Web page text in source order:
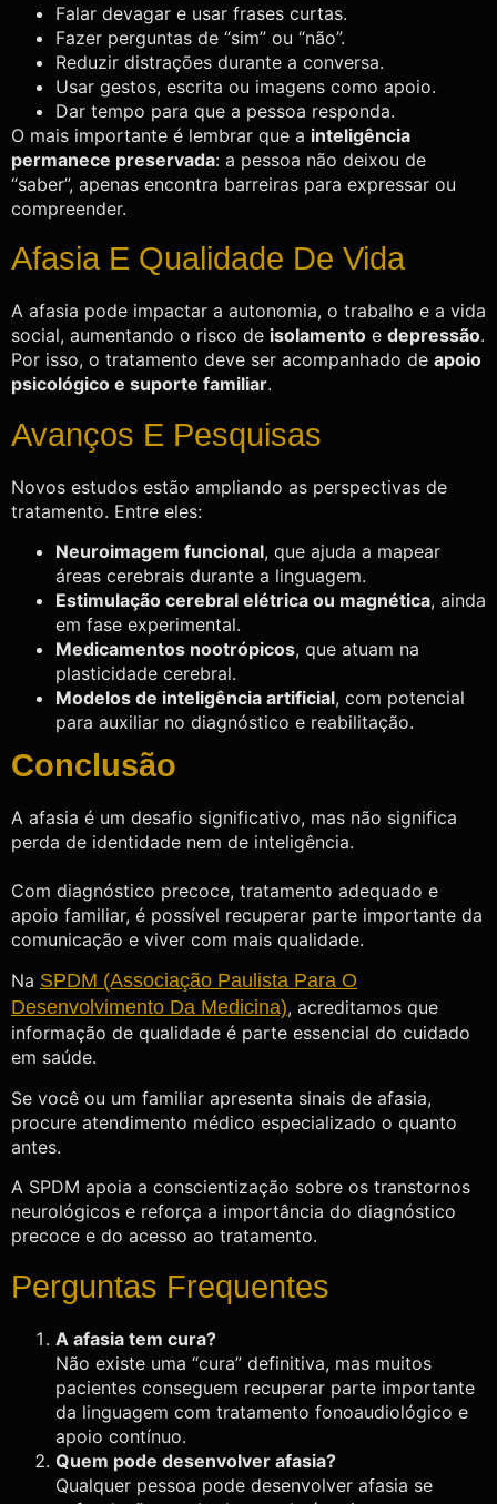
Falar devagar e usar frases curtas.
Fazer perguntas de “sim” ou “não”.
Reduzir distrações durante a conversa.
Usar gestos, escrita ou imagens como apoio.
Dar tempo para que a pessoa responda.
O mais importante é lembrar que a inteligência
permanece preservada: a pessoa não deixou de
“saber”, apenas encontra barreiras para expressar ou
compreender.
Afasia E Qualidade De Vida
A afasia pode impactar a autonomia, o trabalho e a vida
social, aumentando o risco de isolamento e depressão.
Por isso, o tratamento deve ser acompanhado de apoio
psicológico e suporte familiar.
Avanços E Pesquisas
Novos estudos estão ampliando as perspectivas de
tratamento. Entre eles:
Neuroimagem funcional, que ajuda a mapear
áreas cerebrais durante a linguagem.
Estimulação cerebral elétrica ou magnética, ainda
em fase experimental.
Medicamentos nootrópicos, que atuam na
plasticidade cerebral.
Modelos de inteligência artificial, com potencial
para auxiliar no diagnóstico e reabilitação.
Conclusão
A afasia é um desafio significativo, mas não significa
perda de identidade nem de inteligência.
Com diagnóstico precoce, tratamento adequado e
apoio familiar, é possível recuperar parte importante da
comunicação e viver com mais qualidade.
Na SPDM (Associação Paulista Para O
Desenvolvimento Da Medicina), acreditamos que
informação de qualidade é parte essencial do cuidado
em saúde.
Se você ou um familiar apresenta sinais de afasia,
procure atendimento médico especializado o quanto
antes.
A SPDM apoia a conscientização sobre os transtornos
neurológicos e reforça a importância do diagnóstico
precoce e do acesso ao tratamento.
Perguntas Frequentes
A afasia tem cura?
Não existe uma “cura” definitiva, mas muitos
pacientes conseguem recuperar parte importante
da linguagem com tratamento fonoaudiológico e
apoio contínuo.
Quem pode desenvolver afasia?
Qualquer pessoa pode desenvolver afasia se